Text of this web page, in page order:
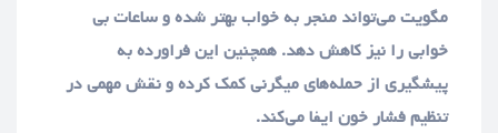
مگویت می‌تواند منجر به خواب بهتر شده و ساعات بی
خوابی را نیز کاهش دهد. همچنین این فراورده به
پیشگیری از حمله‌های میگرنی کمک کرده و نقش مهمی در
تنظیم فشار خون ایفا می‌کند.